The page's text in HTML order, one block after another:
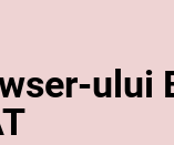
ului